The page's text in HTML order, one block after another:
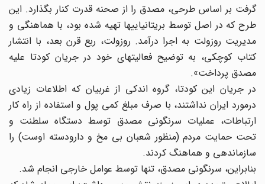
گرفت بر اساس طرحی، مصدق را از صحنه قدرت کنار بگذارد. این
طرح که در اصل توسط بریتانیاییها تهیه شده بود، با هماهنگی و
مدیریت روزولت به اجرا درآمد. روزولت، ربع قرن بعد، با انتشار
کتاب کوچکی، به توضیح فعالیتهای خود در جریان کودتا علیه
مصدق پرداخت».
در جریان این کودتا، گروه اندکی از غربیان که اطلاعات زیادی
درمورد ایران نداشتند، با صرف مبلغ کمی پول و استفاده از راه کار
ارتباطات، عملیات سرنگونی مصدق توسط دستگاه سلطنت و
تحت حمایت مردم (منظور شعبان بی مخ و دارودسته اوست) را
سازماندهی و هماهنگ کردند.
بنابراین، سرنگونی مصدق، تنها توسط عوامل خارجی انجام شد.